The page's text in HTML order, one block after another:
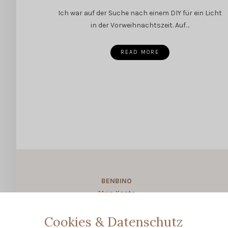
Ich war auf der Suche nach einem DIY für ein Licht
in der Vorweihnachtszeit. Auf…
READ MORE
BENBINO
Mein Konto
Cookies & Datenschutz